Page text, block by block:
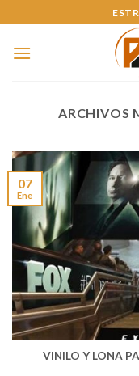
to
content
ARCHIVOS
VINILO Y LONA
07
Ene